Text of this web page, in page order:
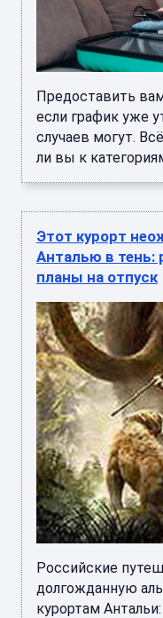
Предоставить
если график уже
случаев могут.
ли вы к
Этот курорт
Анталью в тень:
планы на отпуск
Российские
долгожданную
курортам